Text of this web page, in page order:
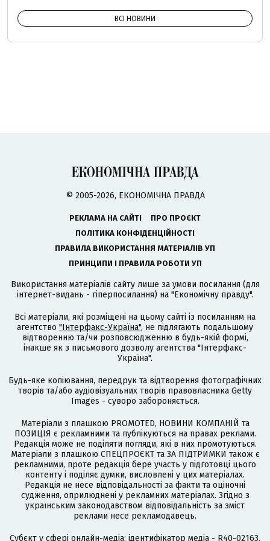
ВСІ НОВИНИ
© 2005-2026, ЕКОНОМІЧНА ПРАВДА
РЕКЛАМА НА САЙТІ
ПРО ПРОЄКТ
ПОЛІТИКА КОНФІДЕНЦІЙНОСТІ
ПРАВИЛА ВИКОРИСТАННЯ МАТЕРІАЛІВ УП
ПРИНЦИПИ І ПРАВИЛА РОБОТИ УП
Використання матеріалів сайту лише за умови посилання (для
інтернет-видань - гіперпосилання) на "Економічну правду".
Всі матеріали, які розміщені на цьому сайті із посиланням на
агентство "Інтерфакс-Україна", не підлягають подальшому
відтворенню та/чи розповсюдженню в будь-якій формі,
інакше як з письмового дозволу агентства "Інтерфакс-
Україна".
Будь-яке копіювання, передрук та відтворення фотографічних
творів та/або аудіовізуальних творів правовласника Getty
Images - суворо забороняється.
Матеріали з плашкою PROMOTED, НОВИНИ КОМПАНІЙ та
ПОЗИЦІЯ є рекламними та публікуються на правах реклами.
Редакція може не поділяти погляди, які в них промотуються.
Матеріали з плашкою СПЕЦПРОЄКТ та ЗА ПІДТРИМКИ також є
рекламними, проте редакція бере участь у підготовці цього
контенту і поділяє думки, висловлені у цих матеріалах.
Редакція не несе відповідальності за факти та оціночні
судження, оприлюднені у рекламних матеріалах. Згідно з
українським законодавством відповідальність за зміст
реклами несе рекламодавець.
Cубєкт у сфері онлайн-медіа; ідентифікатор медіа - R40-02163.